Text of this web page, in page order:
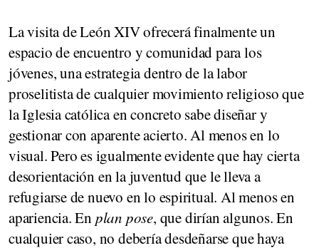
La visita de León XIV ofrecerá finalmente un
espacio de encuentro y comunidad para los
jóvenes, una estrategia dentro de la labor
proselitista de cualquier movimiento religioso que
la Iglesia católica en concreto sabe diseñar y
gestionar con aparente acierto. Al menos en lo
visual. Pero es igualmente evidente que hay cierta
desorientación en la juventud que le lleva a
refugiarse de nuevo en lo espiritual. Al menos en
apariencia. En plan pose, que dirían algunos. En
cualquier caso, no debería desdeñarse que haya